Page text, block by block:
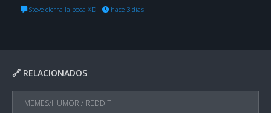
🔗 RELACIONADOS
MEMES/HUMOR / REDDIT
Steve cierra la boca XD · hace 3 días